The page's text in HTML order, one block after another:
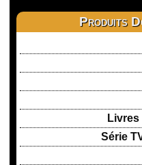
Produits
Série